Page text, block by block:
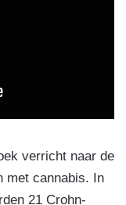
verricht naar de
met cannabis. In
21 Crohn-